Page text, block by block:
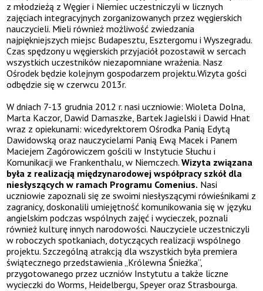
z młodzieżą z Węgier i Niemiec uczestniczyli w licznych
zajęciach integracyjnych zorganizowanych przez węgierskich
nauczycieli. Mieli również możliwość zwiedzania
najpiękniejszych miejsc Budapesztu, Esztergomu i Wyszegradu.
Czas spędzony u węgierskich przyjaciół pozostawił w sercach
wszystkich uczestników niezapomniane wrażenia. Nasz
Ośrodek będzie kolejnym gospodarzem projektu.Wizyta gości
odbędzie się w czerwcu 2013r.
W dniach 7-13 grudnia 2012 r. nasi uczniowie: Wioleta Dolna,
Marta Kaczor, Dawid Damaszke, Bartek Jagielski i Dawid Hnat
wraz z opiekunami: wicedyrektorem Ośrodka Panią Edytą
Dawidowską oraz nauczycielami Panią Ewą Macek i Panem
Maciejem Zagórowiczem gościli w Instytucie Słuchu i
Komunikacji we Frankenthalu, w Niemczech.Wizyta związana
była z realizacją międzynarodowej współpracy szkół dla
niesłyszących w ramach Programu Comenius. Nasi
uczniowie zapoznali się ze swoimi niesłyszącymi rówieśnikami z
zagranicy, doskonalili umiejętność komunikowania się w języku
angielskim podczas wspólnych zajęć i wycieczek, poznali
również kulturę innych narodowości. Nauczyciele uczestniczyli
w roboczych spotkaniach, dotyczących realizacji wspólnego
projektu. Szczególną atrakcją dla wszystkich była premiera
świątecznego przedstawienia „Królewna Śnieżka”,
przygotowanego przez uczniów Instytutu a także liczne
wycieczki do Worms, Heidelbergu, Speyer oraz Strasbourga.